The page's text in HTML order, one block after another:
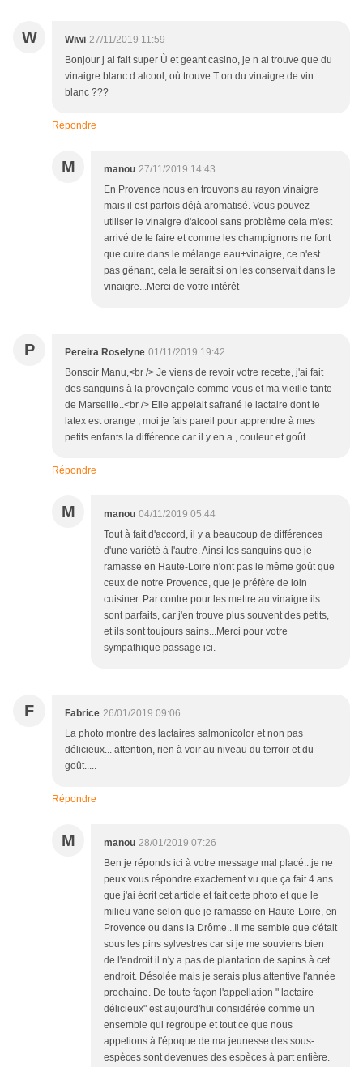
W Wiwi 27/11/2019 11:59
Bonjour j ai fait super Ù et geant casino, je n ai trouve que du
vinaigre blanc d alcool, où trouve T on du vinaigre de vin
blanc ???
Répondre
M manou 27/11/2019 14:43
En Provence nous en trouvons au rayon vinaigre
mais il est parfois déjà aromatisé. Vous pouvez
utiliser le vinaigre d'alcool sans problème cela m'est
arrivé de le faire et comme les champignons ne font
que cuire dans le mélange eau+vinaigre, ce n'est
pas gênant, cela le serait si on les conservait dans le
vinaigre...Merci de votre intérêt
P Pereira Roselyne 01/11/2019 19:42
Bonsoir Manu,<br /> Je viens de revoir votre recette, j'ai fait
des sanguins à la provençale comme vous et ma vieille tante
de Marseille..<br /> Elle appelait safrané le lactaire dont le
latex est orange , moi je fais pareil pour apprendre à mes
petits enfants la différence car il y en a , couleur et goût.
Répondre
M manou 04/11/2019 05:44
Tout à fait d'accord, il y a beaucoup de différences
d'une variété à l'autre. Ainsi les sanguins que je
ramasse en Haute-Loire n'ont pas le même goût que
ceux de notre Provence, que je préfère de loin
cuisiner. Par contre pour les mettre au vinaigre ils
sont parfaits, car j'en trouve plus souvent des petits,
et ils sont toujours sains...Merci pour votre
sympathique passage ici.
F Fabrice 26/01/2019 09:06
La photo montre des lactaires salmonicolor et non pas
délicieux... attention, rien à voir au niveau du terroir et du
goût.....
Répondre
M manou 28/01/2019 07:26
Ben je réponds ici à votre message mal placé...je ne
peux vous répondre exactement vu que ça fait 4 ans
que j'ai écrit cet article et fait cette photo et que le
milieu varie selon que je ramasse en Haute-Loire, en
Provence ou dans la Drôme...Il me semble que c'était
sous les pins sylvestres car si je me souviens bien
de l'endroit il n'y a pas de plantation de sapins à cet
endroit. Désolée mais je serais plus attentive l'année
prochaine. De toute façon l'appellation " lactaire
délicieux" est aujourd'hui considérée comme un
ensemble qui regroupe et tout ce que nous
appelions à l'époque de ma jeunesse des sous-
espèces sont devenues des espèces à part entière.